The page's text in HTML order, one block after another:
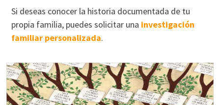
Si deseas conocer la historia documentada de tu
propia familia, puedes solicitar una investigación
familiar personalizada.